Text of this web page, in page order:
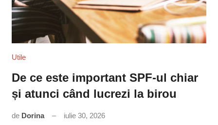
Utile
De ce este important SPF-ul chiar
și atunci când lucrezi la birou
de Dorina iulie 30, 2026